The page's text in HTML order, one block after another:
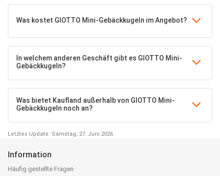
Was kostet GIOTTO Mini-Gebäckkugeln im Angebot?
In welchem anderen Geschäft gibt es GIOTTO Mini-
Gebäckkugeln?
Was bietet Kaufland außerhalb von GIOTTO Mini-
Gebäckkugeln noch an?
Letztes Update: Samstag, 27. Juni 2026
Information
Häufig gestellte Fragen